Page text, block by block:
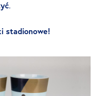
.
stadionowe!